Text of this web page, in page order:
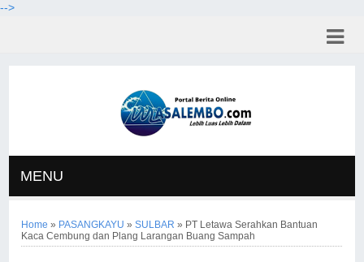
-->
MENU
Home » PASANGKAYU »SULBAR » PT Letawa Serahkan Bantuan
Kaca Cembung dan Plang Larangan Buang Sampah